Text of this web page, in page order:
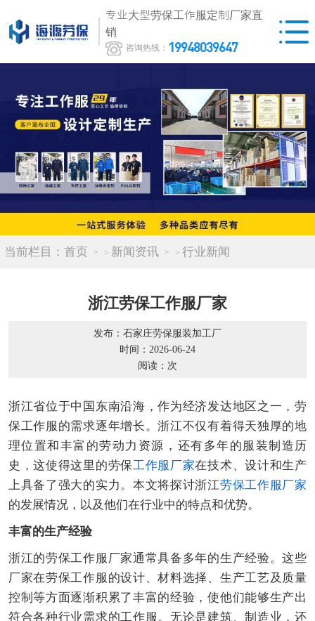
专业大型劳保工作服定制厂家直
销
咨询热线： 19948039647
当前栏目： 首页 > 新闻资讯 > 行业新闻
浙江劳保工作服厂家
发布：石家庄劳保服装加工厂
时间：2026-06-24
阅读： 次
浙江省位于中国东南沿海，作为经济发达地区之一，劳
保工作服的需求逐年增长。浙江不仅有着得天独厚的地
理位置和丰富的劳动力资源，还有多年的服装制造历
史，这使得这里的劳保工作服厂家在技术、设计和生产
上具备了强大的实力。本文将探讨浙江劳保工作服厂家
的发展情况，以及他们在行业中的特点和优势。
丰富的生产经验
浙江的劳保工作服厂家通常具备多年的生产经验。这些
厂家在劳保工作服的设计、材料选择、生产工艺及质量
控制等方面逐渐积累了丰富的经验，使他们能够生产出
符合各种行业需求的工作服。无论是建筑、制造业，还